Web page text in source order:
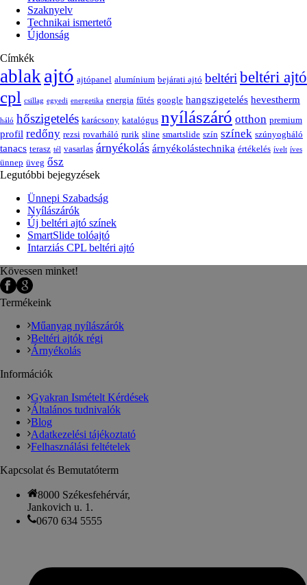
Szaknyelv
Technikai ismertető
Újdonság
Címkék
ablakajtó ajtópanel alumínium bejárati ajtó beltéri beltéri ajtó
cpl csillag egyedi energetika energia fűtés google hangszigetelés hevestherm
háló hőszigetelés karácsony katalógus nyílászáró otthon premium
profil redőny rezsi rovarháló rurik sline smartslide szín színek szúnyogháló
tanacs terasz tél vasarlas árnyékolás árnyékolástechnika értékelés ívelt íves
ünnep üveg ősz
Legutóbbi bejegyzések
Ünnepi Szabadság
Nyílászárók
Új beltéri ajtó színek
SmartSlide tolóajtó
Intarziás CPL beltéri ajtó
Kövessen minket!
Termékeink
Műanyag nyílászárók
Beltéri ajtók régi
Árnyékolás
Információk
Gyakran Ismételt Kérdések
Általános tudnivalók
Blog
Adatkezelési tájékoztató
Felhasználási feltételek
Kapcsolat és Bemutatóterm
8000 Székesfehérvár,
Jankovich u. 1.
0670 634 5555